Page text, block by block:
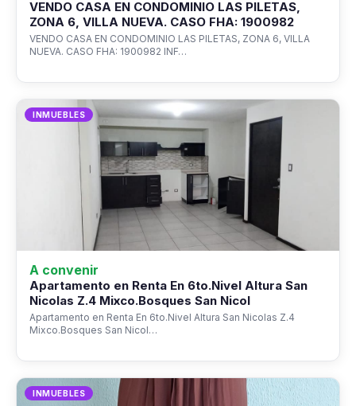
VENDO CASA EN CONDOMINIO LAS PILETAS,
ZONA 6, VILLA NUEVA. CASO FHA: 1900982
VENDO CASA EN CONDOMINIO LAS PILETAS, ZONA 6, VILLA
NUEVA. CASO FHA: 1900982 INF…
INMUEBLES
A convenir
Apartamento en Renta En 6to.Nivel Altura San
Nicolas Z.4 Mixco.Bosques San Nicol
Apartamento en Renta En 6to.Nivel Altura San Nicolas Z.4
Mixco.Bosques San Nicol…
INMUEBLES